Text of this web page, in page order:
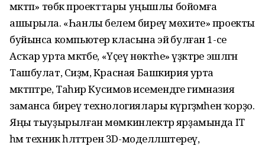
мәктәп» төбәк проекттары уңышлы бойомға
ашырыла. «Һанлы белем биреү мөхите» проекты
буйынса компьютер класына эйә булған 1-се
Асҡар урта мәктәбе, «Үҫеү нөктәһе» үҙәктәре эшләгән
Ташбулат, Сиҙәм, Красная Башкирия урта
мәктәптәре, Таһир Кусимов исемендәге гимназия
заманса биреү технологиялары күргәҙмәһен ҡорҙо.
Яңы тыуҙырылған мөмкинлектәр ярҙамында IT
һәм техник һәләттәрен 3D-моделләштереү,